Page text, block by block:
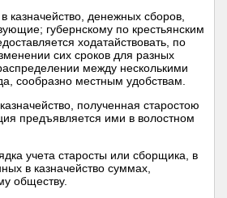
казначейство, денежных сборов,
губернскому по крестьянским
ходатайствовать, по
сих сроков для разных
между несколькими
сообразно местным удобствам.
полученная старостою
предъявляется ими в волостном
учета старосты или сборщика, в
в казначейство суммах,
обществу.